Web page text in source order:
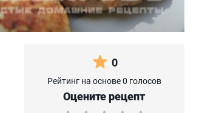
0
Рейтинг на основе 0 голосов
Оцените рецепт